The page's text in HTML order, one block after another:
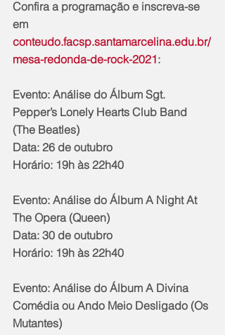
Confira a programação e inscreva-se
em
conteudo.facsp.santamarcelina.edu.br/
mesa-redonda-de-rock-2021:
Evento: Análise do Álbum Sgt.
Pepper’s Lonely Hearts Club Band
(The Beatles)
Data: 26 de outubro
Horário: 19h às 22h40
Evento: Análise do Álbum A Night At
The Opera (Queen)
Data: 30 de outubro
Horário: 19h às 22h40
Evento: Análise do Álbum A Divina
Comédia ou Ando Meio Desligado (Os
Mutantes)